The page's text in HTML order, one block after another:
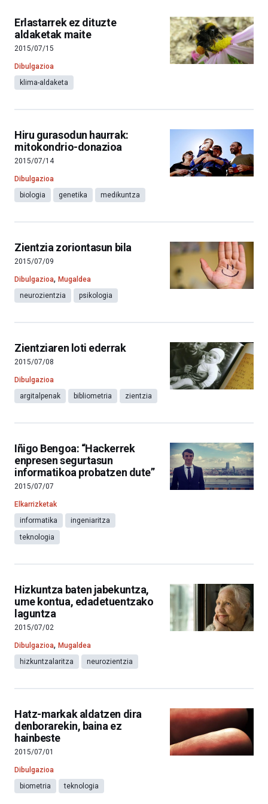
Erlastarrek ez dituzte
aldaketak maite
2015/07/15
Dibulgazioa
klima-aldaketa
Hiru gurasodun haurrak:
mitokondrio-donazioa
2015/07/14
Dibulgazioa
biologia
genetika medikuntza
Zientzia zoriontasun bila
2015/07/09
Dibulgazioa, Mugaldea
neurozientzia
psikologia
Zientziaren loti ederrak
2015/07/08
Dibulgazioa
argitalpenak
bibliometria zientzia
Iñigo Bengoa: “Hackerrek
enpresen segurtasun
informatikoa probatzen dute”
2015/07/07
Elkarrizketak
informatika
ingeniaritza
teknologia
Hizkuntza baten jabekuntza,
ume kontua, edadetuentzako
laguntza
2015/07/02
Dibulgazioa, Mugaldea
hizkuntzalaritza
neurozientzia
Hatz-markak aldatzen dira
denborarekin, baina ez
hainbeste
2015/07/01
Dibulgazioa
biometria
teknologia